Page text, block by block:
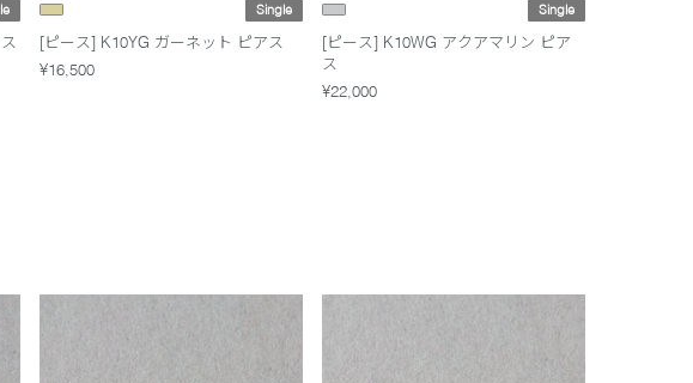
Single
[ピース] K10YG ガーネット ピアス
¥16,500
Single
[ピース] K10WG アクアマリン ピア
ス
¥22,000